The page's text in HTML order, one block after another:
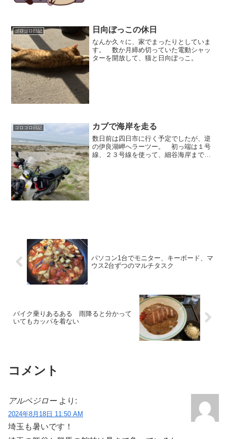
ゴロゴロ日記 日向ぼっこの休日
なんか久々に、家でまったりとしていま
す。 数か月締め切っていた電動シャッ
ターを開放して、猫と日向ぼっこ。
ゴロゴロ日記 カブで海岸を走る
数日前は四日市に行く予定でしたが、逆
の伊良湖岬へラーツー。 初っ端は１号
線、２３号線を使って、細谷海岸まで一
パソコン1台でモニター、キーボード、マ
ウス2台ずつのマルチタスク
バイク乗りあるある 雨降ると分かって
いてもカッパを着ない
コメント
アルペジロー より:
2024年8月18日 11:50 AM
埼玉も暑いです！